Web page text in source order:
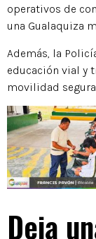
operativos de
una Gualaquiza
Además, la
educación vial y
movilidad
Deja